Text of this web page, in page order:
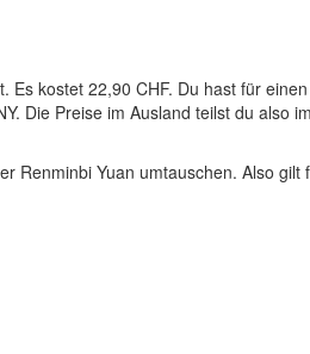
kostet 22,90 CHF. Du hast für
Die Preise im Ausland teilst du also
Renminbi Yuan umtauschen. Also